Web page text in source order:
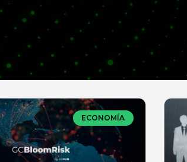
ECONOMÍA